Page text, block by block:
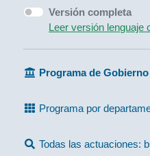
Versión completa
Leer versión lenguaje
Programa de Gobierno
Programa por
Todas las actuaciones: